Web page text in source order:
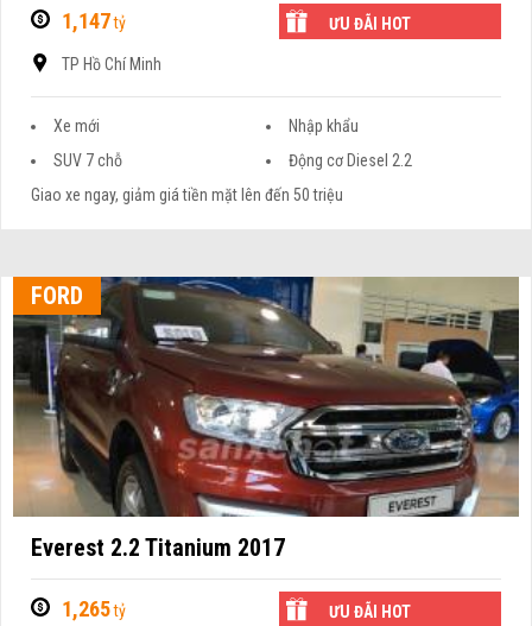
1,147tỷ ƯU ĐÃI HOT
TP Hồ Chí Minh
Xe mới
Nhập khẩu
SUV 7 chỗ
Động cơ Diesel 2.2
Giao xe ngay, giảm giá tiền mặt lên đến 50 triệu
FORD
Everest 2.2 Titanium 2017
1,265tỷ ƯU ĐÃI HOT